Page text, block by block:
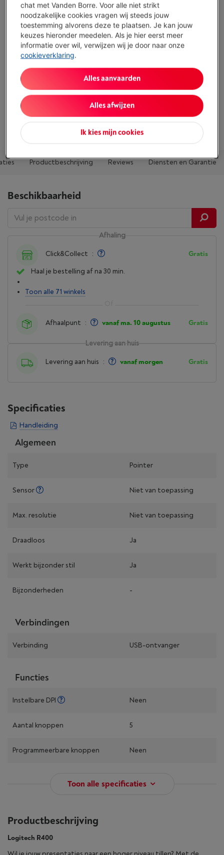
Koop nu
Vergelijken
Troeven
Productbeschrijving Reviews Diensten en Garantie
Beschikbaarheid
Levering aan huis
Levering aan huis : vanaf morgen Gratis
Afhaling
Click&Collect : Gratis
Haal je bestelling af na 30 min.
Toon alle 71 winkels
Afhaalpunt : vanaf ma. 10 augustus Gratis
Specificaties
Handleiding
Algemeen
Type Pointer
Sensor Niet van toepassing
Max. resolutie Niet van toepassing
Draadloos Ja
Werkt bijzonder stil Ja
Bijzonderheden -
Verbindingen
Verbinding USB-ontvanger
Functies
Instelbare DPI Neen
Aantal knoppen 5
Programmeerbare knoppen Neen
Toon alle specificaties
Productbeschrijving
Logitech R400
chat met Vanden Borre. Voor alle niet strikt
noodzakelijke cookies vragen wij steeds jouw
toestemming alvorens deze te plaatsen. Je kan jouw
keuzes hieronder meedelen. Als je hier eerst meer
informatie over wil, verwijzen wij je door naar onze
cookieverklaring.
Ik kies mijn cookies
Alles afwijzen
Alles aanvaarden